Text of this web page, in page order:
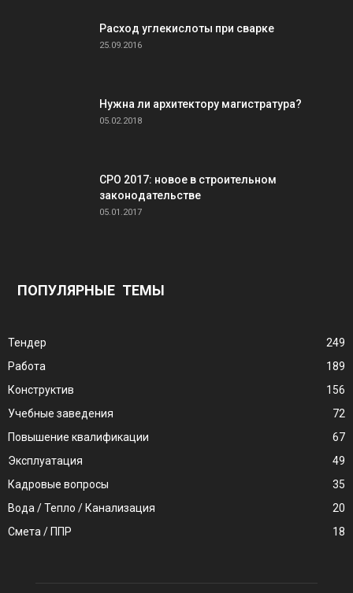
Расход углекислоты при сварке
25.09.2016
Нужна ли архитектору магистратура?
05.02.2018
СРО 2017: новое в строительном
законодательстве
05.01.2017
ПОПУЛЯРНЫЕ ТЕМЫ
Тендер
249
Работа
189
Конструктив
156
Учебные заведения
72
Повышение квалификации
67
Эксплуатация
49
Кадровые вопросы
35
Вода / Тепло / Канализация
20
Смета / ППР
18